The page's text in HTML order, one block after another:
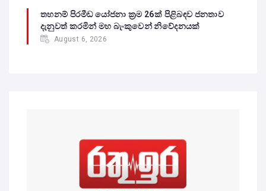
තහනම් පිරමීඩ යෝජනා ක්‍රම 26ක් පිළිබඳව ජනතාව
දැනුවත් කරමින් මහ බැංකුවෙන් නිවේදනයක්
August 6, 2026